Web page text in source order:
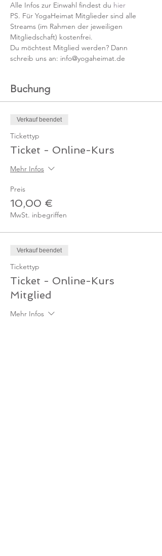
Alle Infos zur Einwahl findest du hier
PS. Für YogaHeimat Mitglieder sind alle
Streams (im Rahmen der jeweiligen
Mitgliedschaft) kostenfrei.
Du möchtest Mitglied werden? Dann
schreib uns an: info@yogaheimat.de
Buchung
Verkauf beendet
Tickettyp
Ticket - Online-Kurs
Mehr Infos
Preis
10,00 €
MwSt. inbegriffen
Verkauf beendet
Tickettyp
Ticket - Online-Kurs
Mitglied
Mehr Infos